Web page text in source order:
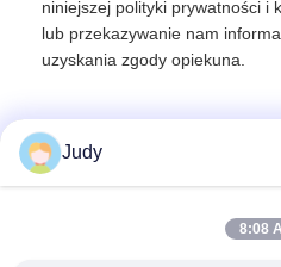
niniejszej polityki prywatności i
lub przekazywanie nam
uzyskania zgody opiekuna.
Judy
8:08